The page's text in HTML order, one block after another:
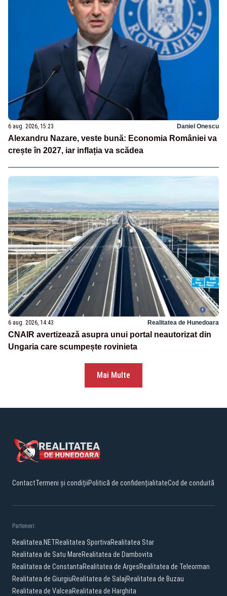
6 aug. 2026, 15:23 Daniel Onescu
Alexandru Nazare, veste bună: Economia României va
crește în 2027, iar inflația va scădea
6 aug. 2026, 14:43 Realitatea de Hunedoara
CNAIR avertizează asupra unui portal neautorizat din
Ungaria care scumpește rovinieta
Mai Multe
ContactTermeni și condițiiPolitică de confidențialitateCod de conduită
Parteneri:
Realitatea.NETRealitatea SportivaRealitatea Star
Realitatea de Satu MareRealitatea de Dambovita
Realitatea de ConstantaRealitatea de ArgesRealitatea de Teleorman
Realitatea de GiurgiuRealitatea de SalajRealitatea de Buzau
Realitatea de ValceaRealitatea de Harghita